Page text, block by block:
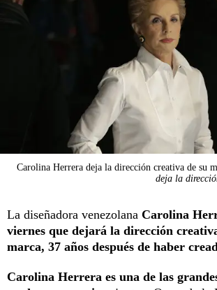
Carolina Herrera deja la dirección creativa de su
deja la
La diseñadora venezolana Carolina
viernes que dejará la dirección
marca, 37 años después de haber
Carolina Herrera es una de las